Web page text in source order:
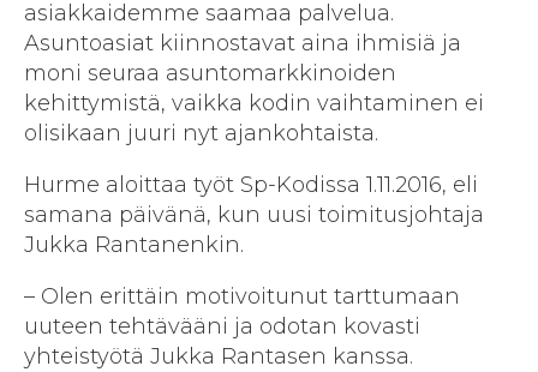
asiakkaidemme saamaa palvelua.
Asuntoasiat kiinnostavat aina ihmisiä ja
moni seuraa asuntomarkkinoiden
kehittymistä, vaikka kodin vaihtaminen ei
olisikaan juuri nyt ajankohtaista.
Hurme aloittaa työt Sp-Kodissa 1.11.2016, eli
samana päivänä, kun uusi toimitusjohtaja
Jukka Rantanenkin.
– Olen erittäin motivoitunut tarttumaan
uuteen tehtävääni ja odotan kovasti
yhteistyötä Jukka Rantasen kanssa.